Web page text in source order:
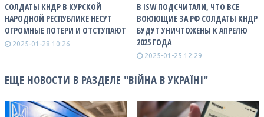
СОЛДАТЫ КНДР В КУРСКОЙ
НАРОДНОЙ РЕСПУБЛИКЕ НЕСУТ
ОГРОМНЫЕ ПОТЕРИ И ОТСТУПАЮТ
2025-01-28 10:26
В ISW ПОДСЧИТАЛИ, ЧТО ВСЕ
ВОЮЮЩИЕ ЗА РФ СОЛДАТЫ КНДР
БУДУТ УНИЧТОЖЕНЫ К АПРЕЛЮ
2025 ГОДА
2025-01-25 12:29
ЕЩЕ НОВОСТИ В РАЗДЕЛЕ "ВІЙНА В УКРАЇНІ"